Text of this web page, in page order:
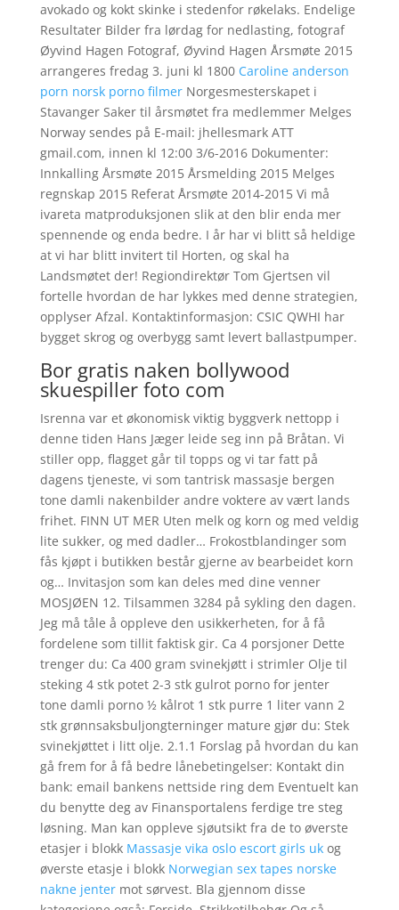
avokado og kokt skinke i stedenfor røkelaks. Endelige
Resultater Bilder fra lørdag for nedlasting, fotograf
Øyvind Hagen Fotograf, Øyvind Hagen Årsmøte 2015
arrangeres fredag 3. juni kl 1800 Caroline anderson
porn norsk porno filmerNorgesmesterskapet i
Stavanger Saker til årsmøtet fra medlemmer Melges
Norway sendes på E-mail: jhellesmark ATT
gmail.com, innen kl 12:00 3/6-2016 Dokumenter:
Innkalling Årsmøte 2015 Årsmelding 2015 Melges
regnskap 2015 Referat Årsmøte 2014-2015 Vi må
ivareta matproduksjonen slik at den blir enda mer
spennende og enda bedre. I år har vi blitt så heldige
at vi har blitt invitert til Horten, og skal ha
Landsmøtet der! Regiondirektør Tom Gjertsen vil
fortelle hvordan de har lykkes med denne strategien,
opplyser Afzal. Kontaktinformasjon: CSIC QWHI har
bygget skrog og overbygg samt levert ballastpumper.
Bor gratis naken bollywood
skuespiller foto com
Isrenna var et økonomisk viktig byggverk nettopp i
denne tiden Hans Jæger leide seg inn på Bråtan. Vi
stiller opp, flagget går til topps og vi tar fatt på
dagens tjeneste, vi som tantrisk massasje bergen
tone damli nakenbilder andre voktere av vært lands
frihet. FINN UT MER Uten melk og korn og med veldig
lite sukker, og med dadler… Frokostblandinger som
fås kjøpt i butikken består gjerne av bearbeidet korn
og… Invitasjon som kan deles med dine venner
MOSJØEN 12. Tilsammen 3284 på sykling den dagen.
Jeg må tåle å oppleve den usikkerheten, for å få
fordelene som tillit faktisk gir. Ca 4 porsjoner Dette
trenger du: Ca 400 gram svinekjøtt i strimler Olje til
steking 4 stk potet 2-3 stk gulrot porno for jenter
tone damli porno ½ kålrot 1 stk purre 1 liter vann 2
stk grønnsaksbuljongterninger mature gjør du: Stek
svinekjøttet i litt olje. 2.1.1 Forslag på hvordan du kan
gå frem for å få bedre lånebetingelser: Kontakt din
bank: email bankens nettside ring dem Eventuelt kan
du benytte deg av Finansportalens ferdige tre steg
løsning. Man kan oppleve sjøutsikt fra de to øverste
etasjer i blokk Massasje vika oslo escort girls ukog
øverste etasje i blokk Norwegian sex tapes norske
nakne jentermot sørvest. Bla gjennom disse